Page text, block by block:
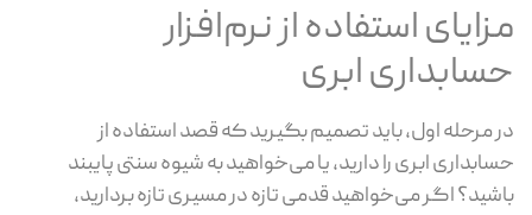
مزایای استفاده از نرم‌افزار
حسابداری ابری
در مرحله اول، باید تصمیم بگیرید که قصد استفاده از
حسابداری ابری را دارید، یا می‌خواهید به شیوه سنتی پایبند
باشید؟‌ اگر می‌خواهید قدمی تازه در مسیری تازه بردارید،